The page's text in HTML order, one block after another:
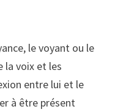
le voyant ou le
la voix et les
entre lui et le
à être présent